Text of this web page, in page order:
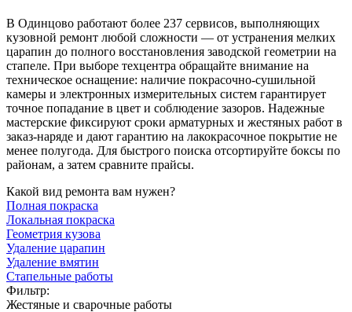
В Одинцово работают более 237 сервисов, выполняющих
кузовной ремонт любой сложности — от устранения мелких
царапин до полного восстановления заводской геометрии на
стапеле. При выборе техцентра обращайте внимание на
техническое оснащение: наличие покрасочно-сушильной
камеры и электронных измерительных систем гарантирует
точное попадание в цвет и соблюдение зазоров. Надежные
мастерские фиксируют сроки арматурных и жестяных работ в
заказ-наряде и дают гарантию на лакокрасочное покрытие не
менее полугода. Для быстрого поиска отсортируйте боксы по
районам, а затем сравните прайсы.
Какой вид ремонта вам нужен?
Полная покраска
Локальная покраска
Геометрия кузова
Удаление царапин
Удаление вмятин
Стапельные работы
Фильтр:
Жестяные и сварочные работы